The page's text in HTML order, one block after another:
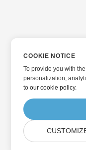
COOKIE NOTICE
To provide you with
personalization,
toour cookie policy.